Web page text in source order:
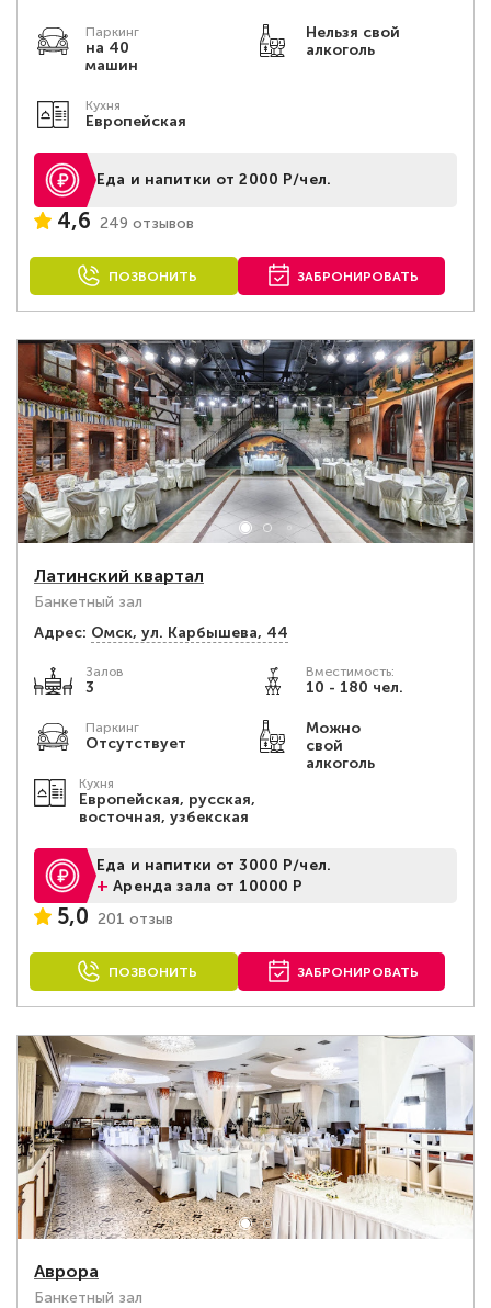
Паркинг
на 40
машин
Нельзя свой
алкоголь
Кухня
Европейская
Еда и напитки от 2000 Р/чел.
4,6 249 отзывов
ПОЗВОНИТЬ ЗАБРОНИРОВАТЬ
Латинский квартал
Банкетный зал
Адрес: Омск, ул. Карбышева, 44
Залов
3
Вместимость:
10 - 180 чел.
Паркинг
Отсутствует
Можно
свой
алкоголь
Кухня
Европейская, русская,
восточная, узбекская
Еда и напитки от 3000 Р/чел.
+Аренда зала от 10000 Р
5,0 201 отзыв
ПОЗВОНИТЬ ЗАБРОНИРОВАТЬ
Аврора
Банкетный зал